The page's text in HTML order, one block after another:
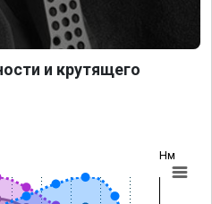
и крутящего
Нм